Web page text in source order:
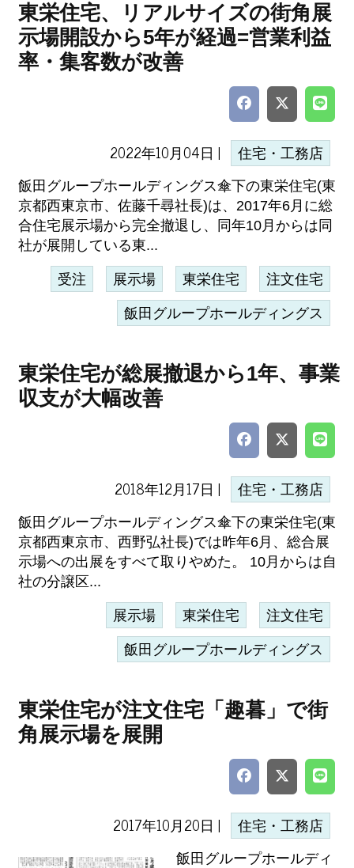
東栄住宅、リアルサイズの街角展
示場開設から5年が経過=営業利益
率・集客数が改善
2022年10月04日 | 住宅・工務店
飯田グループホールディングス傘下の東栄住宅(東
京都西東京市、佐藤千尋社長)は、2017年6月に総
合住宅展示場から完全撤退し、同年10月からは同
社が展開している東...
受注 展示場 東栄住宅 注文住宅
飯田グループホールディングス
東栄住宅が総展撤退から1年、事業
収支が大幅改善
2018年12月17日 | 住宅・工務店
飯田グループホールディングス傘下の東栄住宅(東
京都西東京市、西野弘社長)では昨年6月、総合展
示場への出展をすべて取りやめた。 10月からは自
社の分譲区...
展示場 東栄住宅 注文住宅
飯田グループホールディングス
東栄住宅が注文住宅「趣暮」で街
角展示場を展開
2017年10月20日 | 住宅・工務店
飯田グループホールディ